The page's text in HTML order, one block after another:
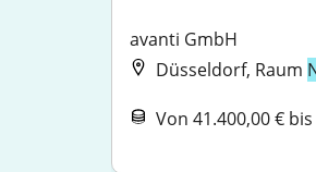
avanti GmbH
Düsseldorf, Raum
Von 41.400,00 €